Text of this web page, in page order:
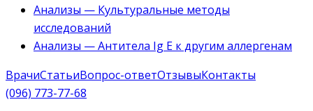
Анализы — Культуральные методы
исследований
Анализы — Антитела Ig E к другим аллергенам
ВрачиСтатьиВопрос-ответОтзывыКонтакты
(096) 773-77-68